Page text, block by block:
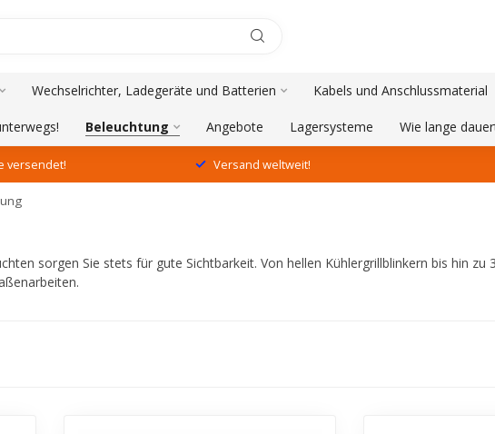
Wechselrichter, Ladegeräte und Batterien Kabels und Anschlussmaterial
Beleuchtung Angebote Lagersysteme Wie lange
versendet! Versand weltweit!
sorgen Sie stets für gute Sichtbarkeit. Von hellen Kühlergrillblinkern bis hin